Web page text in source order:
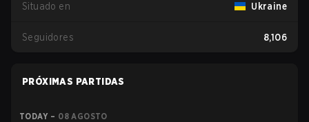
Situado en Ukraine
Seguidores 8,106
PRÓXIMAS PARTIDAS
TODAY – 08 AGOSTO